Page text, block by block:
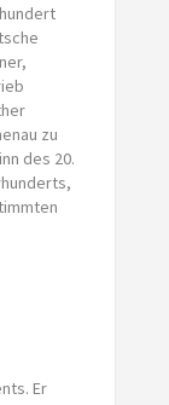
zu
des 20.
Er